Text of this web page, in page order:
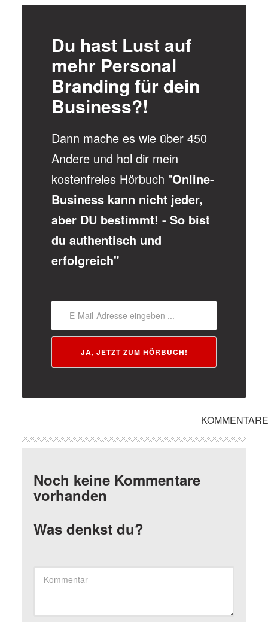
Du hast Lust auf
mehr Personal
Branding für dein
Business?!
Dann mache es wie über 450
Andere und hol dir mein
kostenfreies Hörbuch "Online-
Business kann nicht jeder,
aber DU bestimmt! - So bist
du authentisch und
erfolgreich"
JA, JETZT ZUM HÖRBUCH!
KOMMENTARE
Noch keine Kommentare
vorhanden
Was denkst du?